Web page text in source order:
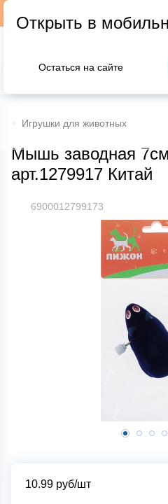
Игрушки для животных
Мышь заводная
арт.1279917 Китай
6900012799173
10.99 руб/шт
Открыть в
Остаться на сайте